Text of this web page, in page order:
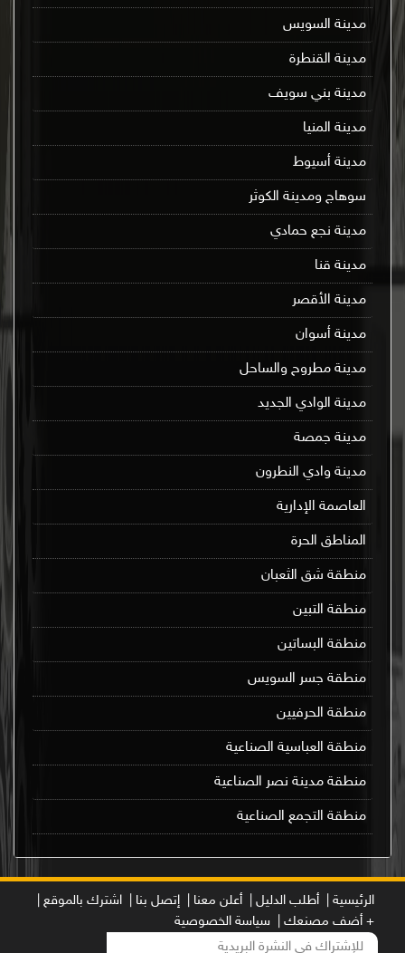
مدينة السويس
مدينة القنطرة
مدينة بني سويف
مدينة المنيا
مدينة أسيوط
سوهاج ومدينة الكوثر
مدينة نجع حمادي
مدينة قنا
مدينة الأقصر
مدينة أسوان
مدينة مطروح والساحل
مدينة الوادي الجديد
مدينة جمصة
مدينة وادي النطرون
العاصمة الإدارية
المناطق الحرة
منطقة شق الثعبان
منطقة التبين
منطقة البساتين
منطقة جسر السويس
منطقة الحرفيين
منطقة العباسية الصناعية
منطقة مدينة نصر الصناعية
منطقة التجمع الصناعية
الرئيسية | أطلب الدليل | أعلن معنا | إتصل بنا |
اشترك بالموقع |
+ أضف مصنعك |
سياسة الخصوصية